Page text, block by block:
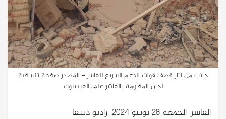
جانب من آثار قصف قوات الدعم السريع للفاشر - المصدر صفحة تنسقية
لجان المقاومة بالفاشر على الفيسبوك
الفاشر: الجمعة 28 يونيو 2024: راديو دبنقا